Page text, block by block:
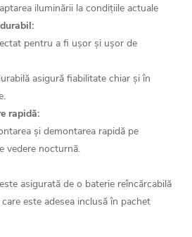
iluminării la condițiile actuale
pentru a fi ușor și ușor de
asigură fiabilitate chiar și în
rapidă:
și demontarea rapidă pe
vedere nocturnă.
asigurată de o baterie reîncărcabilă
este adesea inclusă în pachet